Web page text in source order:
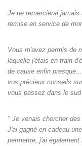
Je ne remercierai
remise en service de
Vous m'avez permis de
laquelle j'étais en train
de cause enfin
vos précieux conseils
vous passez dans le
" Je venais chercher
J'ai gagné en cadeau
permettre, j'ai